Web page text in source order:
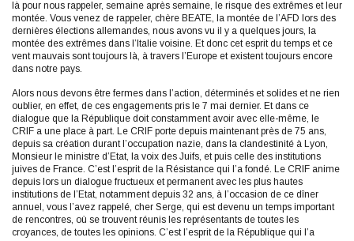
là pour nous rappeler, semaine après semaine, le risque des extrêmes et leur
montée. Vous venez de rappeler, chère BEATE, la montée de l’AFD lors des
dernières élections allemandes, nous avons vu il y a quelques jours, la
montée des extrêmes dans l’Italie voisine. Et donc cet esprit du temps et ce
vent mauvais sont toujours là, à travers l’Europe et existent toujours encore
dans notre pays.
Alors nous devons être fermes dans l’action, déterminés et solides et ne rien
oublier, en effet, de ces engagements pris le 7 mai dernier. Et dans ce
dialogue que la République doit constamment avoir avec elle-même, le
CRIF a une place à part. Le CRIF porte depuis maintenant près de 75 ans,
depuis sa création durant l’occupation nazie, dans la clandestinité à Lyon,
Monsieur le ministre d’Etat, la voix des Juifs, et puis celle des institutions
juives de France. C’est l’esprit de la Résistance qui l’a fondé. Le CRIF anime
depuis lors un dialogue fructueux et permanent avec les plus hautes
institutions de l’Etat, notamment depuis 32 ans, à l’occasion de ce dîner
annuel, vous l’avez rappelé, cher Serge, qui est devenu un temps important
de rencontres, où se trouvent réunis les représentants de toutes les
croyances, de toutes les opinions. C’est l’esprit de la République qui l’a